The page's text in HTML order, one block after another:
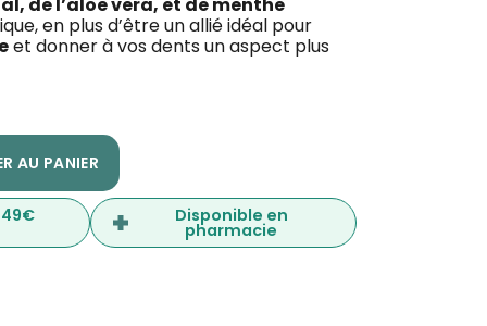
de l’aloe vera, et de menthe
en plus d’être un allié idéal pour
et donner à vos dents un aspect plus
AU PANIER
Disponible en
pharmacie